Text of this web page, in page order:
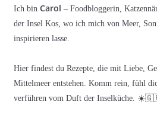
Ich bin Carol – Foodbloggerin,
der Insel Kos, wo ich mich von Meer,
inspirieren lasse.
Hier findest du Rezepte, die mit Liebe,
Mittelmeer entstehen. Komm rein, fühl
verführen vom Duft der Inselküche.